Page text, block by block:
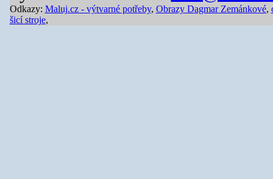
Odkazy: Maluj.cz - výtvarné potřeby, Obrazy Dagmar Zemánkové,
šicí stroje,